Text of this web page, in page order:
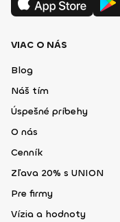
VIAC O NÁS
Blog
Náš tím
Úspešné príbehy
O nás
Cenník
Zľava 20% s UNION
Pre firmy
Vízia a hodnoty